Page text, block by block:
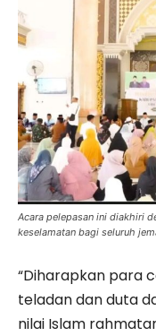
Acara pelepasan ini diakhiri
keselamatan bagi seluruh
“Diharapkan para
teladan dan duta
nilai Islam